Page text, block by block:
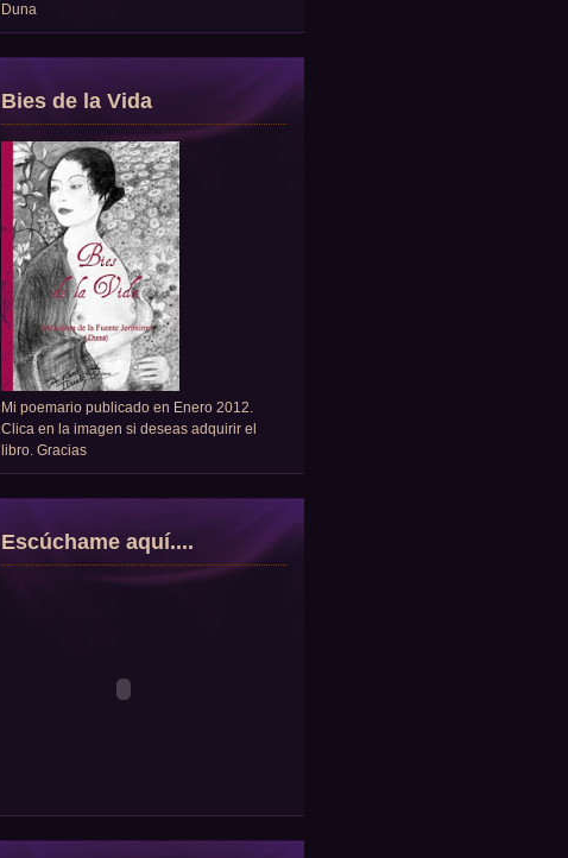
Duna
Bies de la Vida
Mi poemario publicado en Enero 2012.
Clica en la imagen si deseas adquirir el
libro. Gracias
Escúchame aquí....